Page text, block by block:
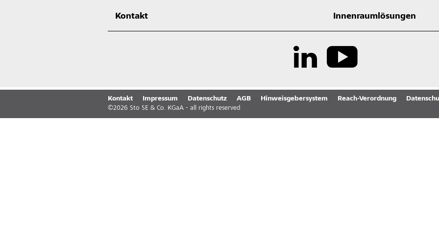
Kontakt Innenraumlösungen
Kontakt Impressum Datenschutz AGB Hinweisgebersystem Reach-Verordnung
©2026 Sto SE & Co. KGaA - all rights reserved